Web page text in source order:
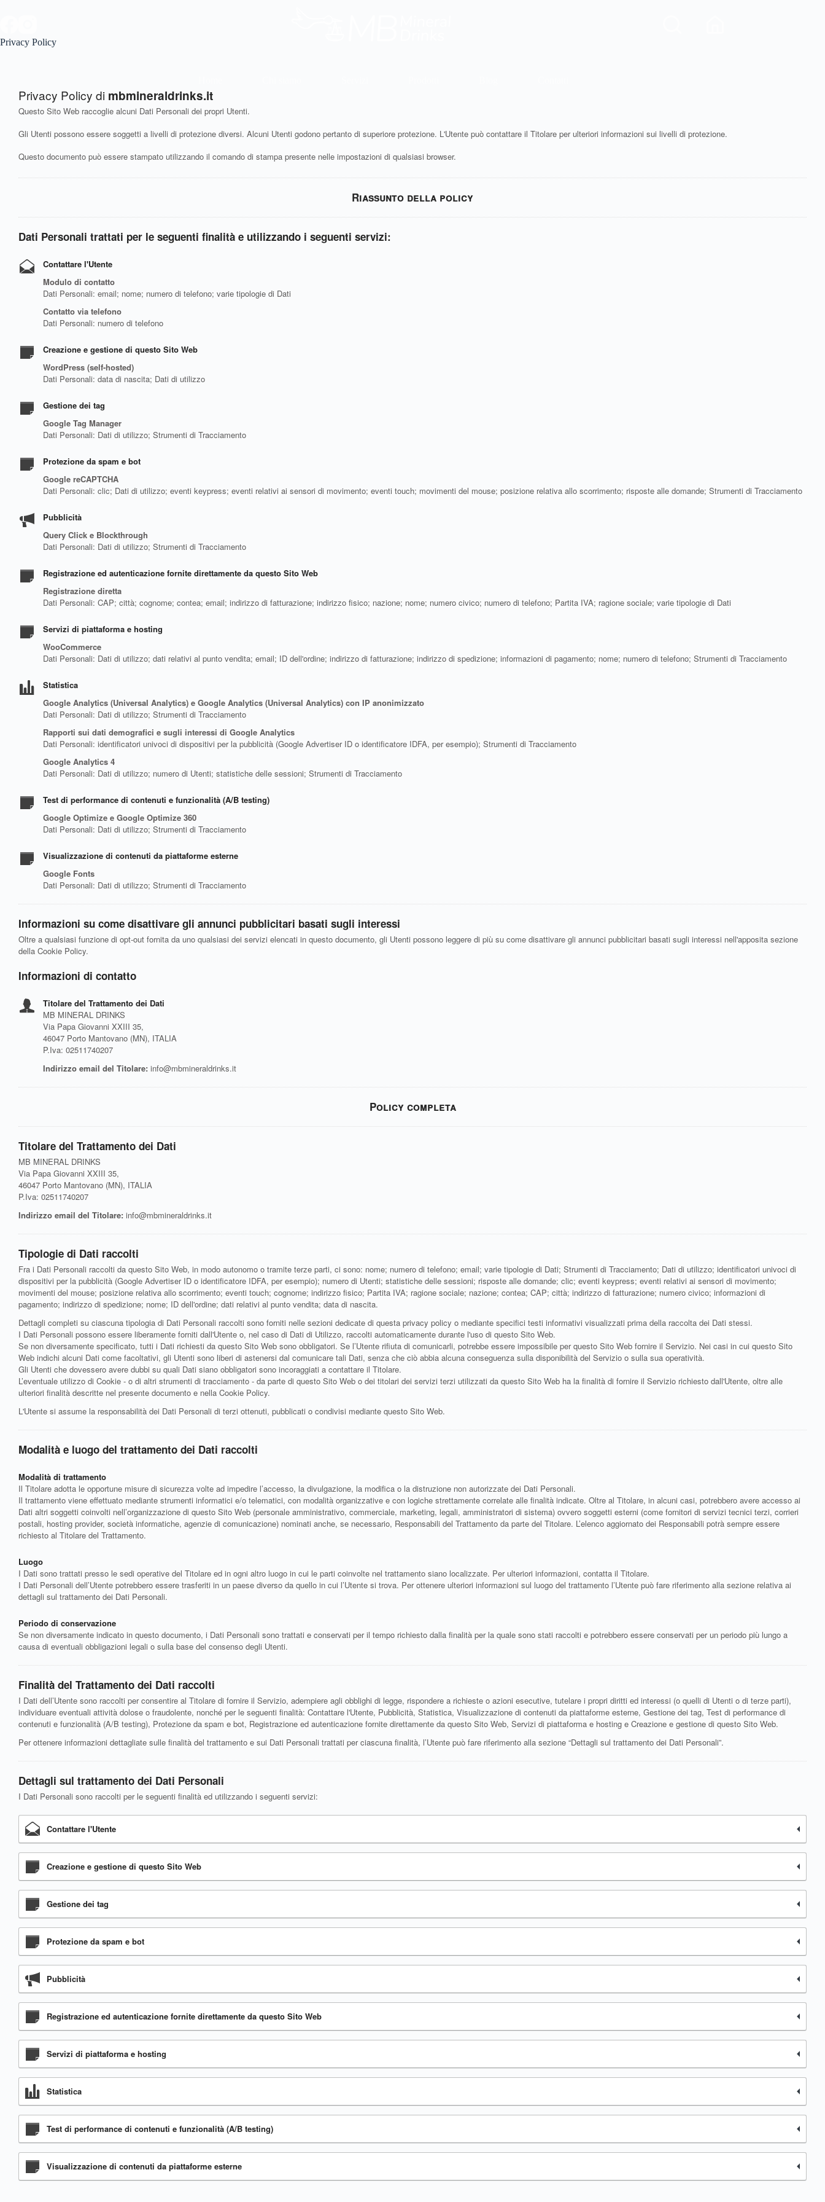
Privacy Policy
Privacy Policy di mbmineraldrinks.it
Questo Sito Web raccoglie alcuni Dati Personali dei propri Utenti.
Gli Utenti possono essere soggetti a livelli di protezione diversi. Alcuni Utenti godono pertanto di superiore protezione. L'Utente può contattare il Titolare per ulteriori informazioni sui livelli di protezione.
Questo documento può essere stampato utilizzando il comando di stampa presente nelle impostazioni di qualsiasi browser.
Riassunto della policy
Dati Personali trattati per le seguenti finalità e utilizzando i seguenti servizi:
Contattare l'Utente
Modulo di contatto
Dati Personali: email; nome; numero di telefono; varie tipologie di Dati
Contatto via telefono
Dati Personali: numero di telefono
Creazione e gestione di questo Sito Web
WordPress (self-hosted)
Dati Personali: data di nascita; Dati di utilizzo
Gestione dei tag
Google Tag Manager
Dati Personali: Dati di utilizzo; Strumenti di Tracciamento
Protezione da spam e bot
Google reCAPTCHA
Dati Personali: clic; Dati di utilizzo; eventi keypress; eventi relativi ai sensori di movimento; eventi touch; movimenti del mouse; posizione relativa allo scorrimento; risposte alle domande; Strumenti di Tracciamento
Pubblicità
Query Click e Blockthrough
Dati Personali: Dati di utilizzo; Strumenti di Tracciamento
Registrazione ed autenticazione fornite direttamente da questo Sito Web
Registrazione diretta
Dati Personali: CAP; città; cognome; contea; email; indirizzo di fatturazione; indirizzo fisico; nazione; nome; numero civico; numero di telefono; Partita IVA; ragione sociale; varie tipologie di Dati
Servizi di piattaforma e hosting
WooCommerce
Dati Personali: Dati di utilizzo; dati relativi al punto vendita; email; ID dell'ordine; indirizzo di fatturazione; indirizzo di spedizione; informazioni di pagamento; nome; numero di telefono; Strumenti di Tracciamento
Statistica
Google Analytics (Universal Analytics) e Google Analytics (Universal Analytics) con IP anonimizzato
Dati Personali: Dati di utilizzo; Strumenti di Tracciamento
Rapporti sui dati demografici e sugli interessi di Google Analytics
Dati Personali: identificatori univoci di dispositivi per la pubblicità (Google Advertiser ID o identificatore IDFA, per esempio); Strumenti di Tracciamento
Google Analytics 4
Dati Personali: Dati di utilizzo; numero di Utenti; statistiche delle sessioni; Strumenti di Tracciamento
Test di performance di contenuti e funzionalità (A/B testing)
Google Optimize e Google Optimize 360
Dati Personali: Dati di utilizzo; Strumenti di Tracciamento
Visualizzazione di contenuti da piattaforme esterne
Google Fonts
Dati Personali: Dati di utilizzo; Strumenti di Tracciamento
Informazioni su come disattivare gli annunci pubblicitari basati sugli interessi
Oltre a qualsiasi funzione di opt-out fornita da uno qualsiasi dei servizi elencati in questo documento, gli Utenti possono leggere di più su come disattivare gli annunci pubblicitari basati sugli interessi nell'apposita sezione
della Cookie Policy.
Informazioni di contatto
Titolare del Trattamento dei Dati
MB MINERAL DRINKS
Via Papa Giovanni XXIII 35,
46047 Porto Mantovano (MN), ITALIA
P.Iva: 02511740207
Indirizzo email del Titolare: info@mbmineraldrinks.it
Policy completa
Titolare del Trattamento dei Dati
MB MINERAL DRINKS
Via Papa Giovanni XXIII 35,
46047 Porto Mantovano (MN), ITALIA
P.Iva: 02511740207
Indirizzo email del Titolare: info@mbmineraldrinks.it
Tipologie di Dati raccolti
Fra i Dati Personali raccolti da questo Sito Web, in modo autonomo o tramite terze parti, ci sono: nome; numero di telefono; email; varie tipologie di Dati; Strumenti di Tracciamento; Dati di utilizzo; identificatori univoci di
dispositivi per la pubblicità (Google Advertiser ID o identificatore IDFA, per esempio); numero di Utenti; statistiche delle sessioni; risposte alle domande; clic; eventi keypress; eventi relativi ai sensori di movimento;
movimenti del mouse; posizione relativa allo scorrimento; eventi touch; cognome; indirizzo fisico; Partita IVA; ragione sociale; nazione; contea; CAP; città; indirizzo di fatturazione; numero civico; informazioni di
pagamento; indirizzo di spedizione; nome; ID dell'ordine; dati relativi al punto vendita; data di nascita.
Dettagli completi su ciascuna tipologia di Dati Personali raccolti sono forniti nelle sezioni dedicate di questa privacy policy o mediante specifici testi informativi visualizzati prima della raccolta dei Dati stessi.
I Dati Personali possono essere liberamente forniti dall'Utente o, nel caso di Dati di Utilizzo, raccolti automaticamente durante l'uso di questo Sito Web.
Se non diversamente specificato, tutti i Dati richiesti da questo Sito Web sono obbligatori. Se l’Utente rifiuta di comunicarli, potrebbe essere impossibile per questo Sito Web fornire il Servizio. Nei casi in cui questo Sito
Web indichi alcuni Dati come facoltativi, gli Utenti sono liberi di astenersi dal comunicare tali Dati, senza che ciò abbia alcuna conseguenza sulla disponibilità del Servizio o sulla sua operatività.
Gli Utenti che dovessero avere dubbi su quali Dati siano obbligatori sono incoraggiati a contattare il Titolare.
L’eventuale utilizzo di Cookie - o di altri strumenti di tracciamento - da parte di questo Sito Web o dei titolari dei servizi terzi utilizzati da questo Sito Web ha la finalità di fornire il Servizio richiesto dall'Utente, oltre alle
ulteriori finalità descritte nel presente documento e nella Cookie Policy.
L'Utente si assume la responsabilità dei Dati Personali di terzi ottenuti, pubblicati o condivisi mediante questo Sito Web.
Modalità e luogo del trattamento dei Dati raccolti
Modalità di trattamento
Il Titolare adotta le opportune misure di sicurezza volte ad impedire l’accesso, la divulgazione, la modifica o la distruzione non autorizzate dei Dati Personali.
Il trattamento viene effettuato mediante strumenti informatici e/o telematici, con modalità organizzative e con logiche strettamente correlate alle finalità indicate. Oltre al Titolare, in alcuni casi, potrebbero avere accesso ai
Dati altri soggetti coinvolti nell’organizzazione di questo Sito Web (personale amministrativo, commerciale, marketing, legali, amministratori di sistema) ovvero soggetti esterni (come fornitori di servizi tecnici terzi, corrieri
postali, hosting provider, società informatiche, agenzie di comunicazione) nominati anche, se necessario, Responsabili del Trattamento da parte del Titolare. L’elenco aggiornato dei Responsabili potrà sempre essere
richiesto al Titolare del Trattamento.
Luogo
I Dati sono trattati presso le sedi operative del Titolare ed in ogni altro luogo in cui le parti coinvolte nel trattamento siano localizzate. Per ulteriori informazioni, contatta il Titolare.
I Dati Personali dell’Utente potrebbero essere trasferiti in un paese diverso da quello in cui l’Utente si trova. Per ottenere ulteriori informazioni sul luogo del trattamento l’Utente può fare riferimento alla sezione relativa ai
dettagli sul trattamento dei Dati Personali.
Periodo di conservazione
Se non diversamente indicato in questo documento, i Dati Personali sono trattati e conservati per il tempo richiesto dalla finalità per la quale sono stati raccolti e potrebbero essere conservati per un periodo più lungo a
causa di eventuali obbligazioni legali o sulla base del consenso degli Utenti.
Finalità del Trattamento dei Dati raccolti
I Dati dell’Utente sono raccolti per consentire al Titolare di fornire il Servizio, adempiere agli obblighi di legge, rispondere a richieste o azioni esecutive, tutelare i propri diritti ed interessi (o quelli di Utenti o di terze parti),
individuare eventuali attività dolose o fraudolente, nonché per le seguenti finalità: Contattare l'Utente, Pubblicità, Statistica, Visualizzazione di contenuti da piattaforme esterne, Gestione dei tag, Test di performance di
contenuti e funzionalità (A/B testing), Protezione da spam e bot, Registrazione ed autenticazione fornite direttamente da questo Sito Web, Servizi di piattaforma e hosting e Creazione e gestione di questo Sito Web.
Per ottenere informazioni dettagliate sulle finalità del trattamento e sui Dati Personali trattati per ciascuna finalità, l’Utente può fare riferimento alla sezione “Dettagli sul trattamento dei Dati Personali”.
Dettagli sul trattamento dei Dati Personali
I Dati Personali sono raccolti per le seguenti finalità ed utilizzando i seguenti servizi:
Contattare l'Utente
Creazione e gestione di questo Sito Web
Gestione dei tag
Protezione da spam e bot
Pubblicità
Registrazione ed autenticazione fornite direttamente da questo Sito Web
Servizi di piattaforma e hosting
Statistica
Test di performance di contenuti e funzionalità (A/B testing)
Visualizzazione di contenuti da piattaforme esterne